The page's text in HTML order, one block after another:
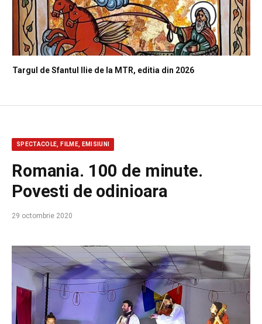
Targul de Sfantul Ilie de la MTR, editia din 2026
SPECTACOLE, FILME, EMISIUNI
Romania. 100 de minute.
Povesti de odinioara
29 octombrie 2020